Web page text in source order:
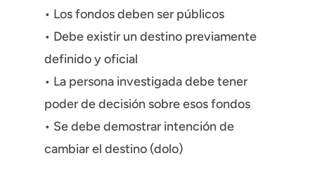
• Los fondos deben ser públicos
• Debe existir un destino previamente
definido y oficial
• La persona investigada debe tener
poder de decisión sobre esos fondos
• Se debe demostrar intención de
cambiar el destino (dolo)